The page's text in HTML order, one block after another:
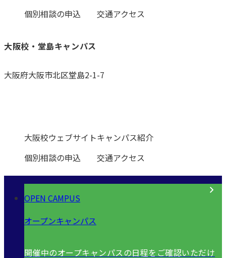
個別相談の申込
交通アクセス
大阪校・堂島キャンパス
大阪府大阪市北区堂島2-1-7
大阪校ウェブサイトキャンパス紹介
個別相談の申込
交通アクセス
OPEN CAMPUS
オープンキャンパス
開催中のオープキャンパスの日程をご確認いただけ